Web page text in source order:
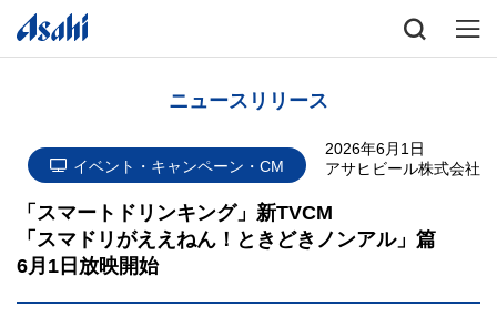
ニュースリリース
2026年6月1日
アサヒビール株式会社
イベント・キャンペーン・CM
「スマートドリンキング」新TVCM
「スマドリがええねん！ときどきノンアル」篇
6月1日放映開始